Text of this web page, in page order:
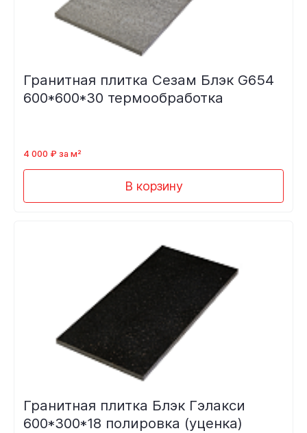
Гранитная плитка Сезам Блэк G654
600*600*30 термообработка
4 000 ₽ за м²
В корзину
Гранитная плитка Блэк Гэлакси
600*300*18 полировка (уценка)